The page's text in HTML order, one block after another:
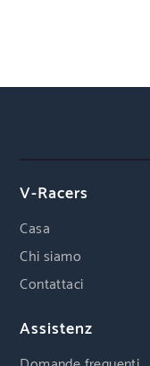
V-Racers
Casa
Chi siamo
Contattaci
Assistenz